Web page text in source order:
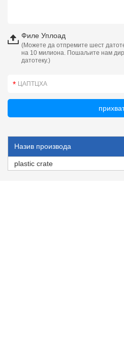
Филе Уплоад
(Можете да отпремите шест
на 10 милиона. Пошаљите нам
датотеку.)
Назив производа
plastic crate